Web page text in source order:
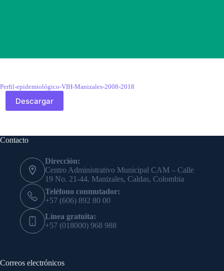
Perfil-epidemiológico-VIH-Manizales-2008-2018
Descargar
Contacto
Dirección:
Centro Administrativo Municipal CAM – Calle
19 No. 21-44. Manizales, Caldas, Colombia
Teléfono conmutador:
+57 (606) 892 80 00
Línea gratuita:
+57 (018000) 968 988
Correos electrónicos